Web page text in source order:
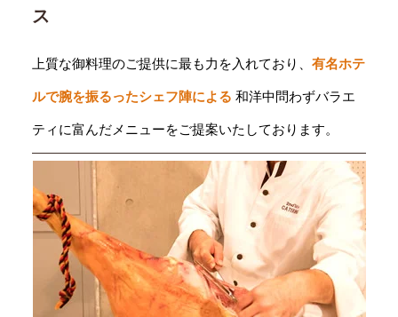
ス
上質な御料理のご提供に最も力を入れており、 有名ホテ
ルで腕を振るったシェフ陣による 和洋中問わずバラエ
ティに富んだメニューをご提案いたしております。